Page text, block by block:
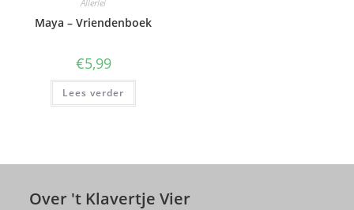
Allerlei
Maya – Vriendenboek
€5,99
Lees verder
Over 't Klavertje Vier